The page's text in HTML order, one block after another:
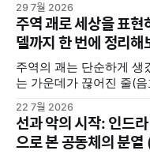
때, 사람들은 저마다의
사람들로부터 조언을 구
기도 한다. 또 누군가는
29 7월 2026
주역 괘로 세상을 표
델까지 한 번에 정리해
주역의 괘는 단순하게 생겼다. 하나로 이어진 줄(
는 가운데가 끊어진 줄(
와 남자, 하늘과 땅, 밤과
삼라만상의 모든 것들은
다. 그렇다고 음과 양이
22 7월 2026
선과 악의 시작: 인드
으로 본 공동체의 분